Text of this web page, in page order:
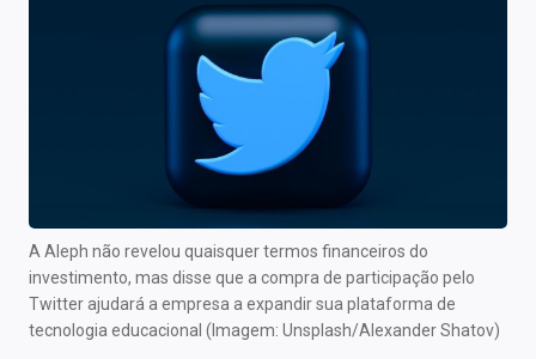
Comprar ou vender?
Carteiras Recomendadas
Central de Fundos Imobiliários
Central dos IPOs
Renda Fixa
Finanças Pessoais
A Aleph não revelou quaisquer termos financeiros do
investimento, mas disse que a compra de participação pelo
Twitter ajudará a empresa a expandir sua plataforma de
tecnologia educacional (Imagem: Unsplash/Alexander Shatov)